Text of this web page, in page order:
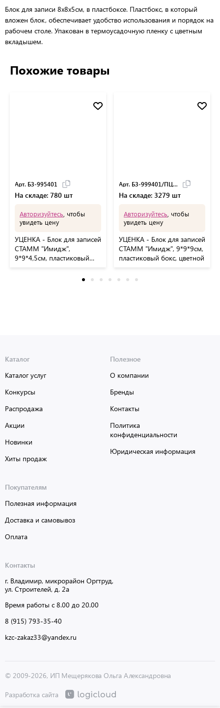
Блок для записи 8х8х5см, в пластбоксе. Пластбокс, в который
вложен блок, обеспечивает удобство использования и порядок на
рабочем столе. Упакован в термоусадочную пленку с цветным
вкладышем.
Похожие товары
Арт. БЗ-995401
На складе: 780 шт
Авторизуйтесь , чтобы
увидеть цену
УЦЕНКА - Блок для записей
СТАММ "Имидж",
9*9*4,5см, пластиковый
Арт. БЗ-999401/ПЦ41
На складе: 3279 шт
Авторизуйтесь , чтобы
увидеть цену
УЦЕНКА - Блок для записей
СТАММ "Имидж", 9*9*9см,
пластиковый бокс, цветной
Каталог
Каталог услуг
Конкурсы
Распродажа
Акции
Новинки
Хиты продаж
Полезное
О компании
Бренды
Контакты
Политика
конфиденциальности
Юридическая информация
Покупателям
Полезная информация
Доставка и самовывоз
Оплата
Контакты
г. Владимир, микрорайон Оргтруд,
ул. Строителей, д. 2а
Время работы с 8.00 до 20.00
8 (915) 793-35-40
kzc-zakaz33@yandex.ru
© 2009-2026, ИП Мещерякова Ольга Александровна
Разработка сайта